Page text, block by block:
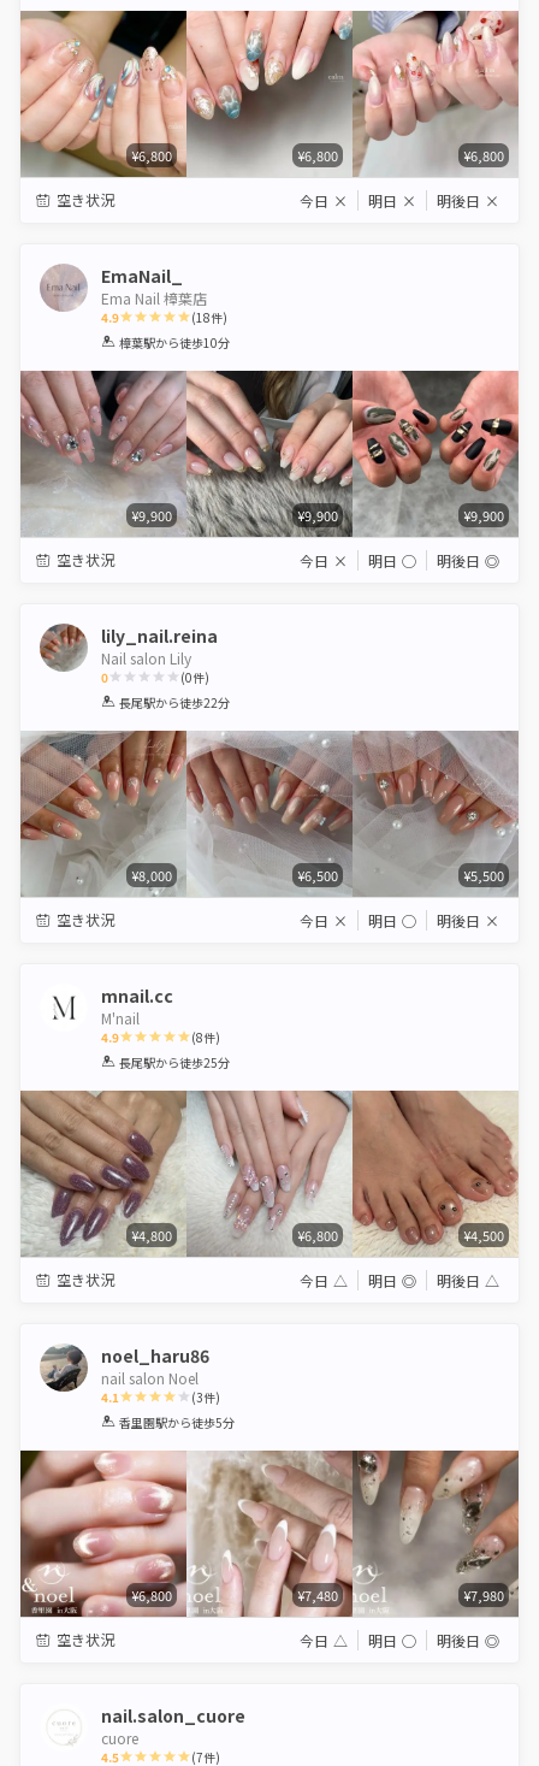
¥6,800 ¥6,800 ¥6,800
空き状況 今日 × 明日 × 明後日 ×
EmaNail_
Ema Nail 樟葉店
4.9
1 2 3 4 5
(18件)
樟葉駅から徒歩10分
¥9,900 ¥9,900 ¥9,900
空き状況 今日 × 明日 ◯ 明後日 ◎
lily_nail.reina
Nail salon Lily
0
1 2 3 4 5
(0件)
長尾駅から徒歩22分
¥8,000 ¥6,500 ¥5,500
空き状況 今日 × 明日 ◯ 明後日 ×
mnail.cc
M'nail
4.9
1 2 3 4 5
(8件)
長尾駅から徒歩25分
¥4,800 ¥6,800 ¥4,500
空き状況 今日 △ 明日 ◎ 明後日 △
noel_haru86
nail salon Noel
4.1
1 2 3 4 5
(3件)
香里園駅から徒歩5分
¥6,800 ¥7,480 ¥7,980
空き状況 今日 △ 明日 ◯ 明後日 ◎
nail.salon_cuore
cuore
4.5 (7件)